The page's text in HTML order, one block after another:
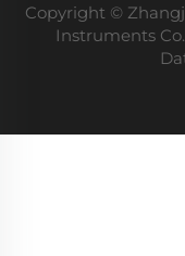
Copyright ©
Instruments